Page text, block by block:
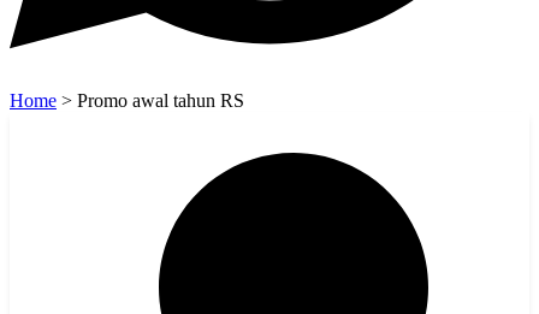
Home > Promo awal tahun RS